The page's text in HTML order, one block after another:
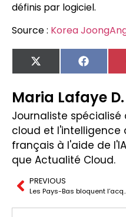
définis par logiciel.
Source : Korea
X
(Twitter)
Maria Lafaye D.
Journaliste
cloud et l'intelligence
français à l'aide de
que Actualité Cloud.
PREVIOUS
Les Pays-Bas bloquent